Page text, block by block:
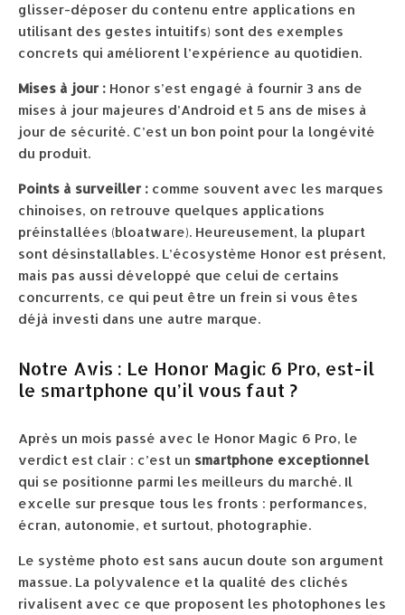
glisser-déposer du contenu entre applications en
utilisant des gestes intuitifs) sont des exemples
concrets qui améliorent l’expérience au quotidien.
Mises à jour : Honor s’est engagé à fournir 3 ans de
mises à jour majeures d’Android et 5 ans de mises à
jour de sécurité. C’est un bon point pour la longévité
du produit.
Points à surveiller : comme souvent avec les marques
chinoises, on retrouve quelques applications
préinstallées (bloatware). Heureusement, la plupart
sont désinstallables. L’écosystème Honor est présent,
mais pas aussi développé que celui de certains
concurrents, ce qui peut être un frein si vous êtes
déjà investi dans une autre marque.
Notre Avis : Le Honor Magic 6 Pro, est-il
le smartphone qu’il vous faut ?
Après un mois passé avec le Honor Magic 6 Pro, le
verdict est clair : c’est un smartphone exceptionnel
qui se positionne parmi les meilleurs du marché. Il
excelle sur presque tous les fronts : performances,
écran, autonomie, et surtout, photographie.
Le système photo est sans aucun doute son argument
massue. La polyvalence et la qualité des clichés
rivalisent avec ce que proposent les photophones les